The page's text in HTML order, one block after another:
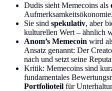
Dudis sieht Memecoins als
Aufmerksamkeitsökonomie.
Sie sind spekulativ, aber
kulturellen Wert – ähnlich
Anom’s Memecoin wird
Ansatz genannt: Der
nach und setzt seine
Kritik: Memecoins sind
fundamentales
Portfolioteil für